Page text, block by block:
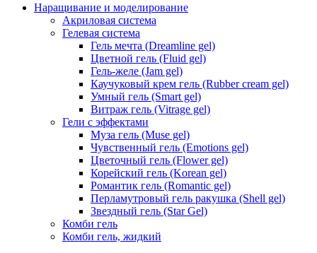
Наращивание и моделирование
Акриловая система
Гелевая система
Гель мечта (Dreamline gel)
Цветной гель (Fluid gel)
Гель-желе (Jam gel)
Каучуковый крем гель (Rubber cream gel)
Умный гель (Smart gel)
Витраж гель (Vitrage gel)
Гели с эффектами
Муза гель (Muse gel)
Чувственный гель (Emotions gel)
Цветочный гель (Flower gel)
Корейский гель (Korean gel)
Романтик гель (Romantic gel)
Перламутровый гель ракушка (Shell gel)
Звездный гель (Star Gel)
Комби гель
Комби гель, жидкий